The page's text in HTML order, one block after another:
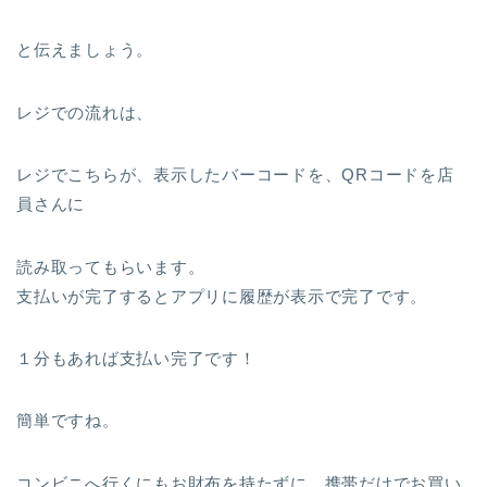
と伝えましょう。
レジでの流れは、
レジでこちらが、表示したバーコードを、QRコードを店
員さんに
読み取ってもらいます。
支払いが完了するとアプリに履歴が表示で完了です。
１分もあれば支払い完了です！
簡単ですね。
コンビニへ行くにもお財布を持たずに、携帯だけでお買い